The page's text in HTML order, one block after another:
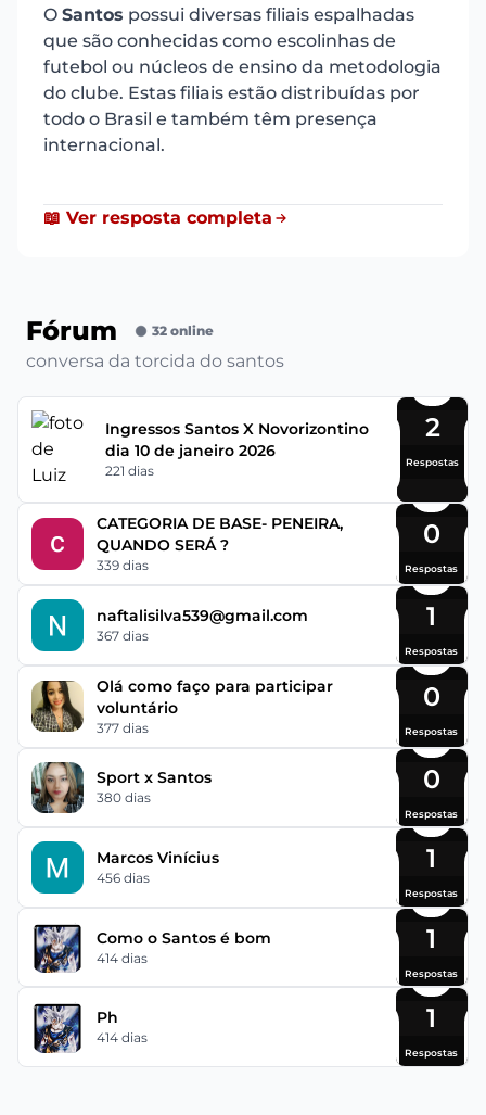
O Santos possui diversas filiais espalhadas
que são conhecidas como escolinhas de
futebol ou núcleos de ensino da metodologia
do clube. Estas filiais estão distribuídas por
todo o Brasil e também têm presença
internacional.
📖 Ver resposta completa
Fórum 32 online
conversa da torcida do santos
Ingressos Santos X Novorizontino
dia 10 de janeiro 2026
221 dias
2
Respostas
CATEGORIA DE BASE- PENEIRA,
QUANDO SERÁ ?
339 dias
0
Respostas
naftalisilva539@gmail.com
367 dias
1
Respostas
Olá como faço para participar
voluntário
377 dias
0
Respostas
Sport x Santos
380 dias
0
Respostas
Marcos Vinícius
456 dias
1
Respostas
Como o Santos é bom
414 dias
1
Respostas
Ph
414 dias
1
Respostas